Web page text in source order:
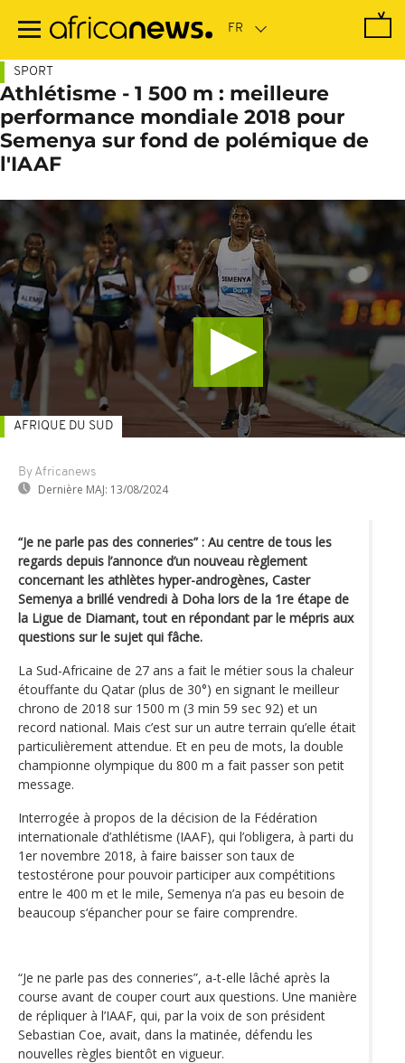
contenu
SPORT
Athlétisme - 1 500 m : meilleure
performance mondiale 2018 pour
Semenya sur fond de polémique de
l'IAAF
By Africanews
Dernière MAJ: 13/08/2024
AFRIQUE DU SUD
“Je ne parle pas des conneries” : Au centre de tous les
regards depuis l’annonce d’un nouveau règlement
concernant les athlètes hyper-androgènes, Caster
Semenya a brillé vendredi à Doha lors de la 1re étape de
la Ligue de Diamant, tout en répondant par le mépris aux
questions sur le sujet qui fâche.
La Sud-Africaine de 27 ans a fait le métier sous la chaleur
étouffante du Qatar (plus de 30°) en signant le meilleur
chrono de 2018 sur 1500 m (3 min 59 sec 92) et un
record national. Mais c’est sur un autre terrain qu’elle était
particulièrement attendue. Et en peu de mots, la double
championne olympique du 800 m a fait passer son petit
message.
Interrogée à propos de la décision de la Fédération
internationale d’athlétisme (IAAF), qui l’obligera, à parti du
1er novembre 2018, à faire baisser son taux de
testostérone pour pouvoir participer aux compétitions
entre le 400 m et le mile, Semenya n’a pas eu besoin de
beaucoup s‘épancher pour se faire comprendre.
“Je ne parle pas des conneries”, a-t-elle lâché après la
course avant de couper court aux questions. Une manière
de répliquer à l’IAAF, qui, par la voix de son président
Sebastian Coe, avait, dans la matinée, défendu les
nouvelles règles bientôt en vigueur.